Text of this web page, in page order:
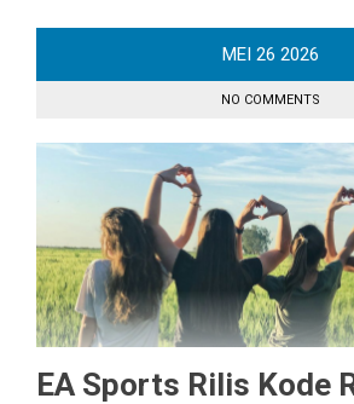
MEI 26 2026
NO COMMENTS
EA Sports Rilis Kode